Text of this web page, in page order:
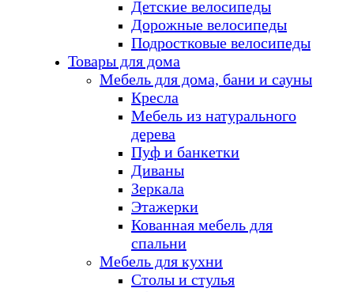
Детские велосипеды
Дорожные велосипеды
Подростковые велосипеды
Товары для дома
Мебель для дома, бани и сауны
Кресла
Мебель из натурального
дерева
Пуф и банкетки
Диваны
Зеркала
Этажерки
Кованная мебель для
спальни
Мебель для кухни
Столы и стулья